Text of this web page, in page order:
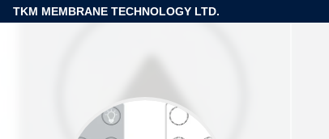
TKM MEMBRANE TECHNOLOGY LTD.